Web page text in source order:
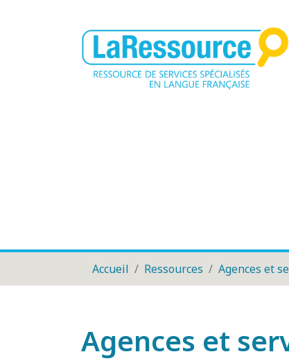
Accueil Ressources Agences et
Agences et